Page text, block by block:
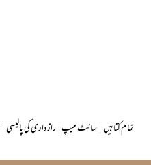
|رازداری کی پالیسی|سائٹ میپ|تمام کتابیں